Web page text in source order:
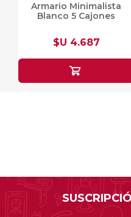
Armario Minimalista
Blanco 5 Cajones
$U 4.687